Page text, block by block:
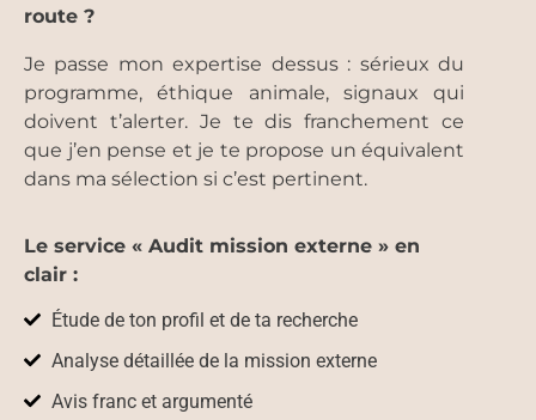
route ?
Je passe mon expertise dessus : sérieux du
programme, éthique animale, signaux qui
doivent t’alerter. Je te dis franchement ce
que j’en pense et je te propose un équivalent
dans ma sélection si c’est pertinent.
Le service « Audit mission externe » en
clair :
Étude de ton profil et de ta recherche
Analyse détaillée de la mission externe
Avis franc et argumenté